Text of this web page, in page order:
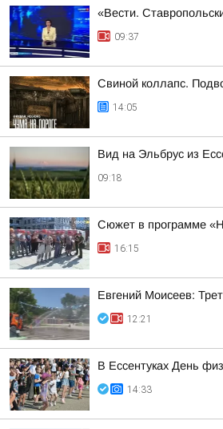
«Вести.
09:37
Свиной коллапс.
14:05
Вид на Эльбрус из
09:18
Сюжет в программе
16:15
Евгений Моисеев:
12:21
В Ессентуках День
14:33